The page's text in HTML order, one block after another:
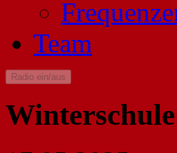
Team
Radio ein/aus